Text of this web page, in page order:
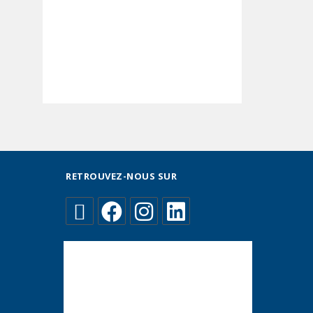
RETROUVEZ-NOUS SUR